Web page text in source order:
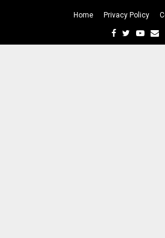
Home Privacy Policy
Facebook
Twitter